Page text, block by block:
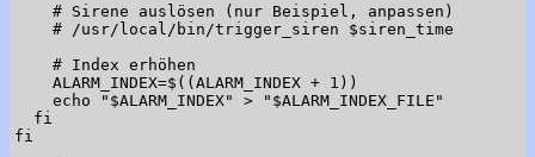
    # Sirene auslösen (nur Beispiel, anpassen)
    # /usr/local/bin/trigger_siren $siren_time
    # Index erhöhen
    ALARM_INDEX=$((ALARM_INDEX + 1))
    echo "$ALARM_INDEX" > "$ALARM_INDEX_FILE"
  fi
fi